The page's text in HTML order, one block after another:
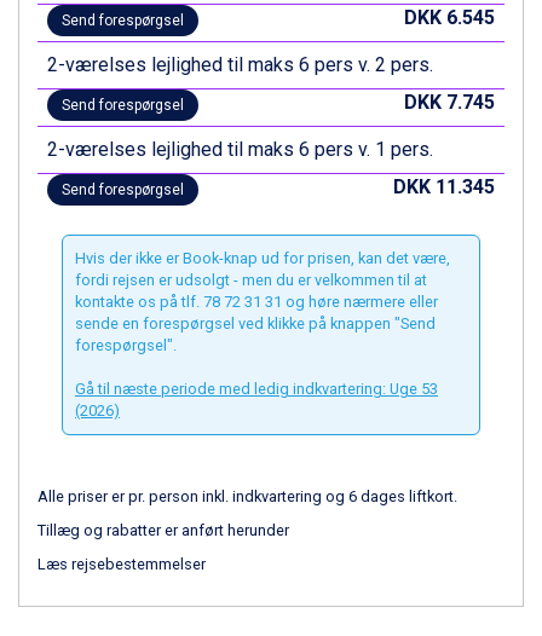
Ischgl fra DKK 7.095
St. Anton fra DKK 7.245
Zell am See fra DKK 4.095
Livigno fra DKK 4.145
Canazei fra DKK 4.745
Ponte di Legno fra DKK 4.745
Alleghe fra DKK 5.595
Bad Gastein fra DKK 4.195
Arabba fra DKK 7.045
La Thuile fra DKK 4.595
Val Thorens fra DKK 5.395
Cervinia fra DKK 5.295
Bad Hofgastein fra DKK 5.495
Passo Tonale fra DKK 3.795
Saalbach fra DKK 5.945
Sölden fra DKK 8.445
Sestriere fra DKK 4.395
Fieberbrunn fra DKK 6.145
Wagrain fra DKK 4.645
Ischgl fra DKK 7.095
Send forespørgsel DKK 6.545
2-værelses lejlighed til maks 6 pers v. 2 pers.
Send forespørgsel DKK 7.745
2-værelses lejlighed til maks 6 pers v. 1 pers.
Send forespørgsel DKK 11.345
Hvis der ikke er Book-knap ud for prisen, kan det være,
fordi rejsen er udsolgt - men du er velkommen til at
kontakte os på tlf. 78 72 31 31 og høre nærmere eller
sende en forespørgsel ved klikke på knappen "Send
forespørgsel".
Gå til næste periode med ledig indkvartering: Uge 53
(2026)
Alle priser er pr. person inkl. indkvartering og 6 dages liftkort.
Tillæg og rabatter er anført herunder
Læs rejsebestemmelser